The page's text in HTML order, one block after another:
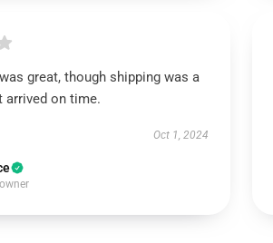
great, though shipping was a
arrived on time.
Oct 1, 2024